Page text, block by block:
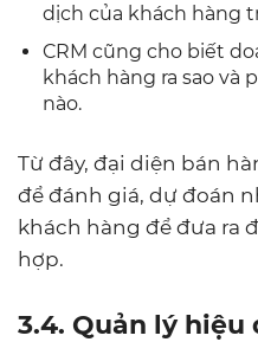
dịch của khách hàng
CRM cũng cho biết
khách hàng ra sao và
nào.
Từ đây, đại diện bán
để đánh giá, dự đoán
khách hàng để đưa ra
hợp.
3.4. Quản lý hiệu